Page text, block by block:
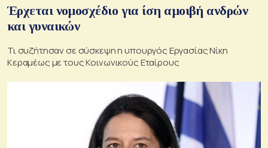
Έρχεται νομοσχέδιο για ίση αμοιβή ανδρών
και γυναικών
Τι συζήτησαν σε σύσκεψη η υπουργός Εργασίας Νίκη
Κεραμέως με τους Κοινωνικούς Εταίρους